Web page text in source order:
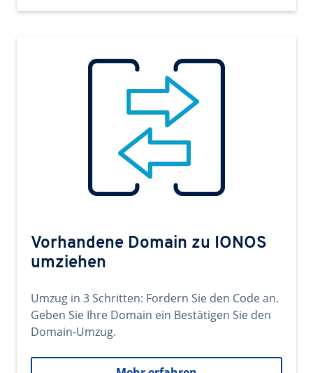
Vorhandene Domain zu IONOS
umziehen
Umzug in 3 Schritten: Fordern Sie den Code an.
Geben Sie Ihre Domain ein Bestätigen Sie den
Domain-Umzug.